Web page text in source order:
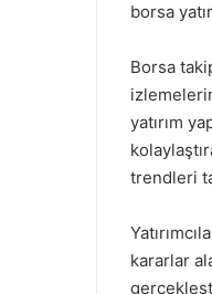
borsa
Borsa
yatırım
trendleri
kararlar